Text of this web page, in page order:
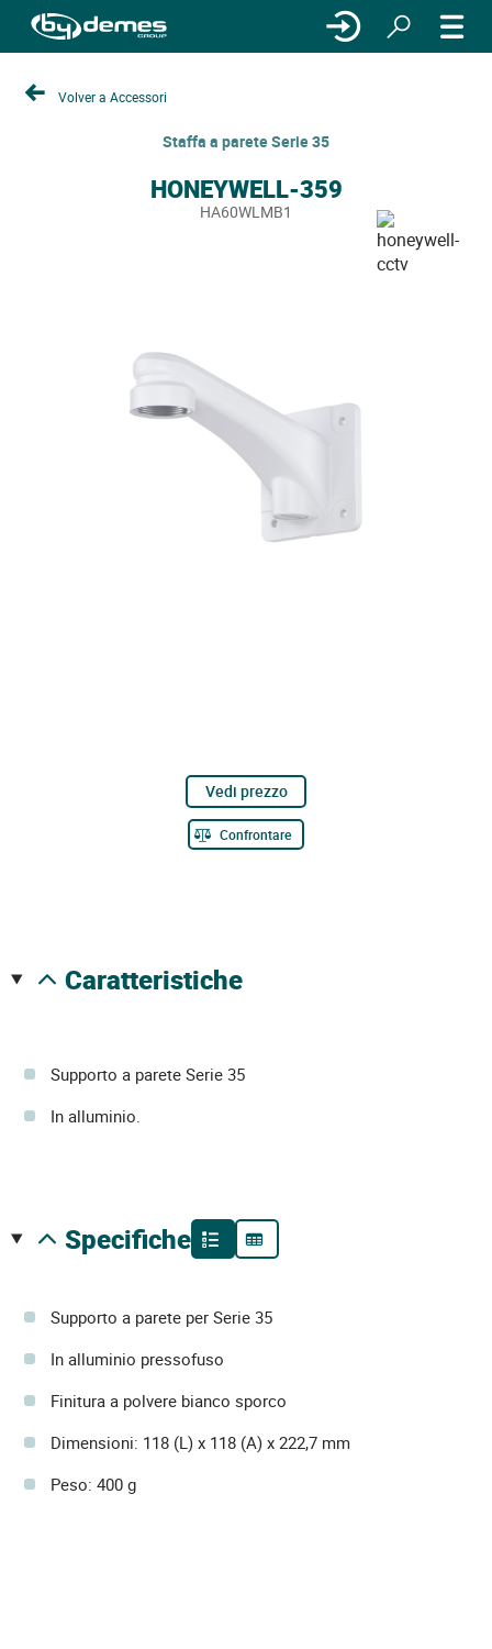
Volver a Accessori
Staffa a parete Serie 35
HONEYWELL-359
HA60WLMB1
Vedi prezzo
Confrontare
caratteristiche
Supporto a parete Serie 35
In alluminio.
specifiche
Supporto a parete per Serie 35
In alluminio pressofuso
Finitura a polvere bianco sporco
Dimensioni: 118 (L) x 118 (A) x 222,7 mm
Peso: 400 g